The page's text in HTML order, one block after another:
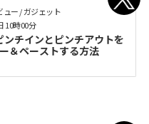
ュー / ガジェット
チインとピンチアウトを
＆ペーストする方法
10時00分